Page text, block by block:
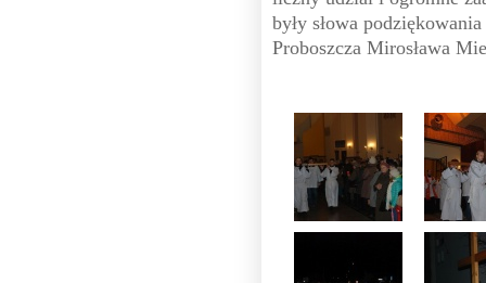
były słowa
Proboszcza Mirosława